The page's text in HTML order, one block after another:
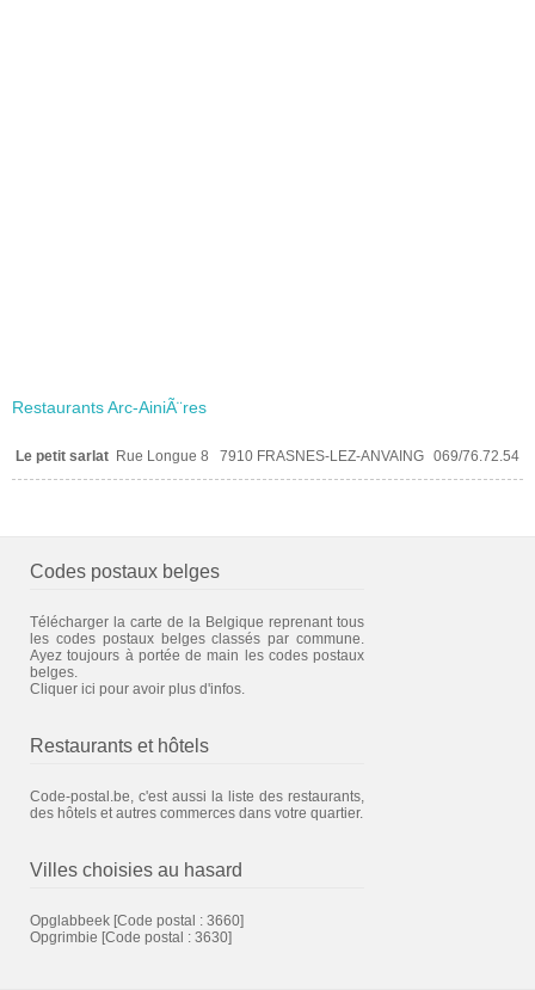
Restaurants Arc-AiniÃ¨res
Le petit sarlat Rue Longue 8 7910 FRASNES-LEZ-ANVAING 069/76.72.54
Codes postaux belges
Télécharger la carte de la Belgique reprenant tous
les codes postaux belges classés par commune.
Ayez toujours à portée de main les codes postaux
belges.
Cliquer ici pour avoir plus d'infos.
Restaurants et hôtels
Code-postal.be, c'est aussi la liste des restaurants,
des hôtels et autres commerces dans votre quartier.
Villes choisies au hasard
Opglabbeek [Code postal : 3660]
Opgrimbie [Code postal : 3630]